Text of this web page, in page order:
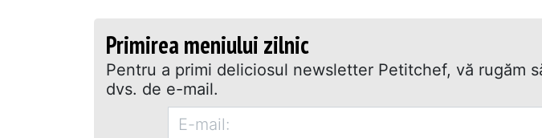
Primirea meniului zilnic
Pentru a primi deliciosul newsletter Petitchef, vă rugăm
dvs. de e-mail.